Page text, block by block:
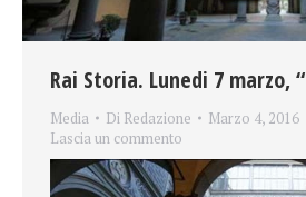
Rai Storia. Lunedi 7 marzo,
Media Di Redazione
Marzo 4, 2016
Lascia un commento